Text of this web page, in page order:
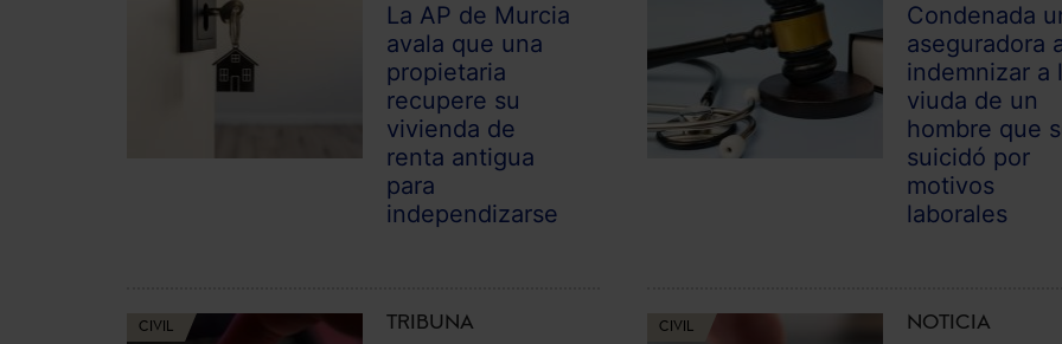
La AP de Murcia
avala que una
propietaria
recupere su
vivienda de
renta antigua
para
independizarse
Condenada
aseguradora
indemnizar a
viuda de un
hombre que
suicidó por
motivos
laborales
CIVIL TRIBUNA CIVIL NOTICIA